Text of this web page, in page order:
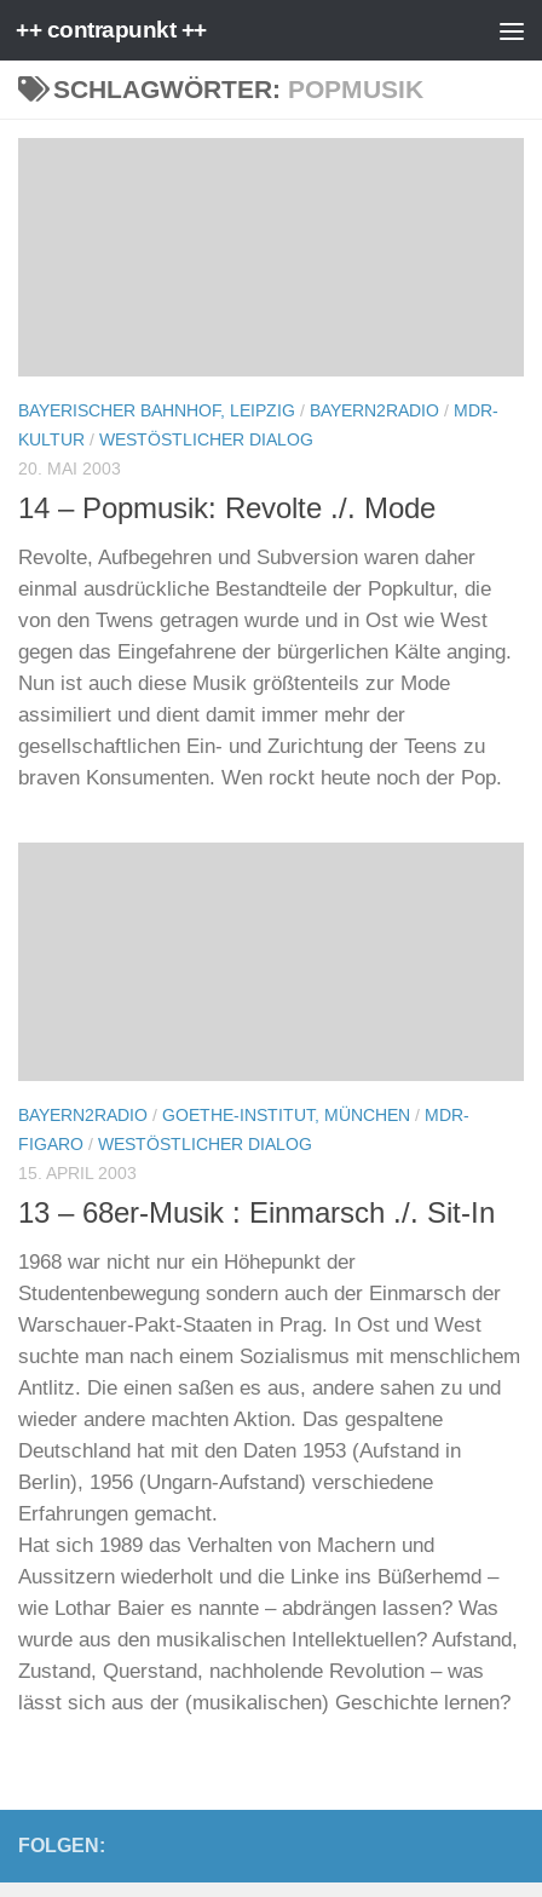
Zum Inhalt springen
++ contrapunkt ++
SCHLAGWÖRTER: POPMUSIK
BAYERISCHER BAHNHOF, LEIPZIG / BAYERN2RADIO / MDR-
KULTUR / WESTÖSTLICHER DIALOG
20. MAI 2003
14 – Popmusik: Revolte ./. Mode
Revolte, Aufbegehren und Subversion waren daher
einmal ausdrückliche Bestandteile der Popkultur, die
von den Twens getragen wurde und in Ost wie West
gegen das Eingefahrene der bürgerlichen Kälte anging.
Nun ist auch diese Musik größtenteils zur Mode
assimiliert und dient damit immer mehr der
gesellschaftlichen Ein- und Zurichtung der Teens zu
braven Konsumenten. Wen rockt heute noch der Pop.
BAYERN2RADIO / GOETHE-INSTITUT, MÜNCHEN / MDR-
FIGARO / WESTÖSTLICHER DIALOG
15. APRIL 2003
13 – 68er-Musik : Einmarsch ./. Sit-In
1968 war nicht nur ein Höhepunkt der
Studentenbewegung sondern auch der Einmarsch der
Warschauer-Pakt-Staaten in Prag. In Ost und West
suchte man nach einem Sozialismus mit menschlichem
Antlitz. Die einen saßen es aus, andere sahen zu und
wieder andere machten Aktion. Das gespaltene
Deutschland hat mit den Daten 1953 (Aufstand in
Berlin), 1956 (Ungarn-Aufstand) verschiedene
Erfahrungen gemacht.
Hat sich 1989 das Verhalten von Machern und
Aussitzern wiederholt und die Linke ins Büßerhemd –
wie Lothar Baier es nannte – abdrängen lassen? Was
wurde aus den musikalischen Intellektuellen? Aufstand,
Zustand, Querstand, nachholende Revolution – was
lässt sich aus der (musikalischen) Geschichte lernen?
FOLGEN: